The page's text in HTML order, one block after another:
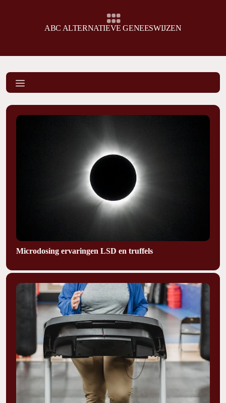
ABC ALTERNATIEVE GENEESWIJZEN
Microdosing ervaringen LSD en truffels